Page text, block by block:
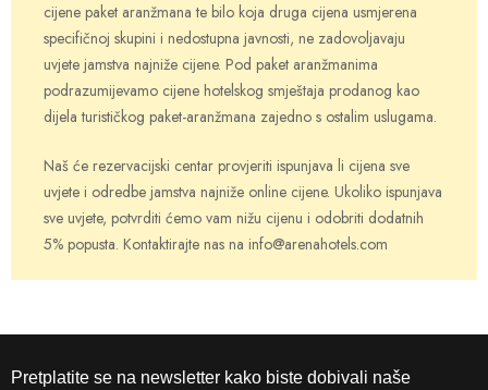
cijene paket aranžmana te bilo koja druga cijena usmjerena
specifičnoj skupini i nedostupna javnosti, ne zadovoljavaju
uvjete jamstva najniže cijene. Pod paket aranžmanima
podrazumijevamo cijene hotelskog smještaja prodanog kao
dijela turističkog paket-aranžmana zajedno s ostalim uslugama.
Naš će rezervacijski centar provjeriti ispunjava li cijena sve
uvjete i odredbe jamstva najniže online cijene. Ukoliko ispunjava
sve uvjete, potvrditi ćemo vam nižu cijenu i odobriti dodatnih
5% popusta. Kontaktirajte nas na info@arenahotels.com
Pretplatite se na newsletter kako biste dobivali naše